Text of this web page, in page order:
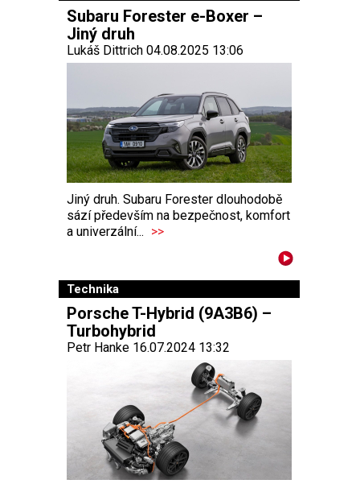
Subaru Forester e-Boxer –
Jiný druh
Lukáš Dittrich 04.08.2025 13:06
Jiný druh. Subaru Forester dlouhodobě
sází především na bezpečnost, komfort
a univerzální... >>
Technika
Porsche T-Hybrid (9A3B6) –
Turbohybrid
Petr Hanke 16.07.2024 13:32